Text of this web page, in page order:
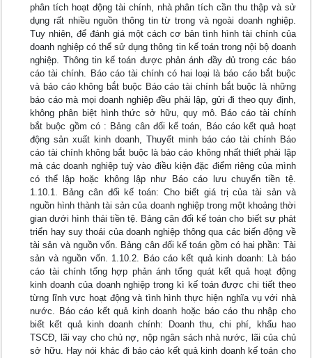
phân tích hoạt động tài chính, nhà phân tích cần thu thập và sử
dụng rất nhiều nguồn thông tin từ trong và ngoài doanh nghiệp.
Tuy nhiên, để đánh giá một cách cơ bản tình hình tài chính của
doanh nghiệp có thể sử dụng thông tin kế toán trong nội bộ doanh
nghiệp. Thông tin kế toán được phản ánh đầy đủ trong các báo
cáo tài chính. Báo cáo tài chính có hai loại là báo cáo bắt buộc
và báo cáo không bắt buộc Báo cáo tài chính bắt buộc là những
báo cáo mà mọi doanh nghiệp đều phải lập, gửi đi theo quy định,
không phân biệt hình thức sở hữu, quy mô. Báo cáo tài chính
bắt buộc gồm có : Bảng cân đối kế toán, Báo cáo kết quả hoạt
động sản xuất kinh doanh, Thuyết minh báo cáo tài chính Báo
cáo tài chính không bắt buộc là báo cáo không nhất thiết phải lập
mà các doanh nghiệp tuỳ vào điều kiện đặc điểm riêng của mình
có thể lập hoặc không lập như Báo cáo lưu chuyển tiền tệ.
1.10.1. Bảng cân đối kế toán: Cho biết giá trị của tài sản và
nguồn hình thành tài sản của doanh nghiệp trong một khoảng thời
gian dưới hình thái tiền tệ. Bảng cân đối kế toán cho biết sự phát
triển hay suy thoái của doanh nghiệp thông qua các biến động về
tài sản và nguồn vốn. Bảng cân đối kế toán gồm có hai phần: Tài
sản và nguồn vốn. 1.10.2. Báo cáo kết quả kinh doanh: Là báo
cáo tài chính tổng hợp phản ánh tổng quát kết quả hoạt động
kinh doanh của doanh nghiệp trong kì kế toán được chi tiết theo
từng lĩnh vực hoạt động và tình hình thực hiện nghĩa vụ với nhà
nước. Báo cáo kết quả kinh doanh hoặc báo cáo thu nhập cho
biết kết quả kinh doanh chính: Doanh thu, chi phí, khấu hao
TSCĐ, lãi vay cho chủ nợ, nộp ngân sách nhà nước, lãi của chủ
sở hữu. Hay nói khác đi báo cáo kết quả kinh doanh kế toán cho